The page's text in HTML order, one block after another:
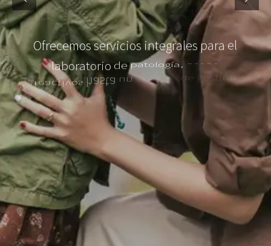
Ofrecemosservicios integralespara el
laboratorio depatología, desd e
reactivoshasta sistema ge ón
dellab ra orio,a e
prueba as de diag i m